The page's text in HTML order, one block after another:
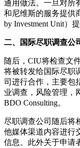
通用做法。一旦对所
和尼维斯的服务提供
by Investment Unit）
二、国际尽职调查公
随后，CIU将检查文
将被转发给国际尽职
司进行合作，主要包
业调查，风险管理，
BDO Consulting。
尽职调查公司随后将
他媒体渠道内容进行
信息。此外关于申请